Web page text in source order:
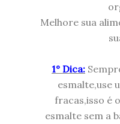
Melhore sua
1° Dica:
esmalte,use
fracas,isso é
esmalte sem a